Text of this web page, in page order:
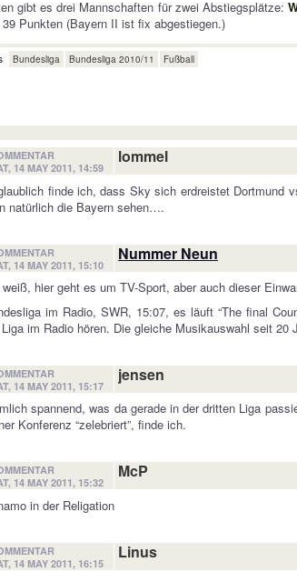
gibt es drei Mannschaften für zwei Abstiegsplätze:
Punkten (Bayern II ist fix abgestiegen.)
Bundesliga Bundesliga 2010/11 Fußball
14 MAY 2011, 14:59
lommel
finde ich, dass Sky sich erdreistet Dortmund
natürlich die Bayern sehen….
14 MAY 2011, 15:10
Nummer Neun
hier geht es um TV-Sport, aber auch dieser
im Radio, SWR, 15:07, es läuft “The final
im Radio hören. Die gleiche Musikauswahl seit 20
14 MAY 2011, 15:17
jensen
spannend, was da gerade in der dritten Liga
Konferenz “zelebriert”, finde ich.
14 MAY 2011, 15:32
McP
in der Religation
14 MAY 2011, 16:15
Linus